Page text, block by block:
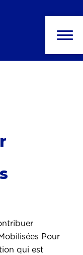
Pour
qui est